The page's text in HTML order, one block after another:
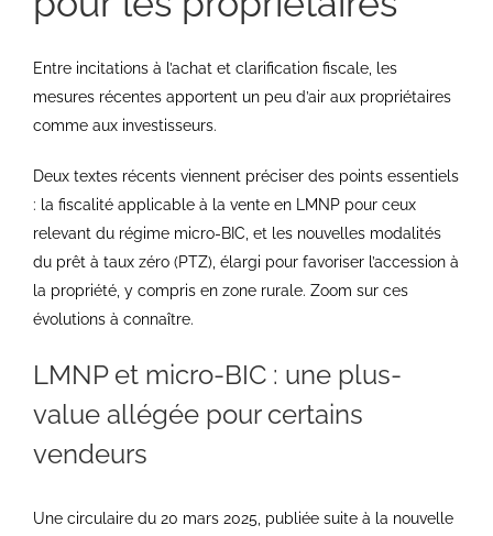
Entre incitations à l’achat et clarification fiscale, les
mesures récentes apportent un peu d’air aux propriétaires
comme aux investisseurs.
Deux textes récents viennent préciser des points essentiels
: la fiscalité applicable à la vente en LMNP pour ceux
relevant du régime micro-BIC, et les nouvelles modalités
du prêt à taux zéro (PTZ), élargi pour favoriser l’accession à
la propriété, y compris en zone rurale. Zoom sur ces
évolutions à connaître.
LMNP et micro-BIC : une plus-
value allégée pour certains
vendeurs
Une circulaire du 20 mars 2025, publiée suite à la nouvelle